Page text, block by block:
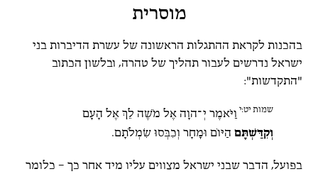
מוסרית
בהכנות לקראת ההתגלות הראשונה של עשרת הדיברות בני
ישראל נדרשים לעבור תהליך של טהרה, ובלשון הכתוב
"התקדשות":
שמות יט:י וַיֹּאמֶר יְ־הוָה אֶל מֹשֶׁה לֵךְ אֶל הָעָם
וְקִדַּשְׁתָּםהַיּוֹם וּמָחָר וְכִבְּסוּ שִׂמְלֹתָם.
בפועל, הדבר שבני ישראל מצווים עליו מיד אחר כך – כלומר